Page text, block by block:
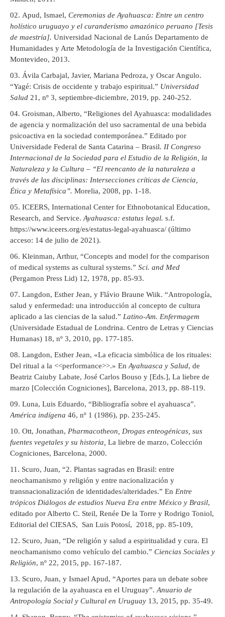
Apud, Ismael, Ceremonias de Ayahuasca: Entre un centro
holístico uruguayo y el curanderismo amazónico peruano [Tesis
de maestría]. Universidad Nacional de Lanús Departamento de
Humanidades y Arte Metodología de la Investigación Científica,
Montevideo, 2013.
Ávila Carbajal, Javier, Mariana Pedroza, y Oscar Angulo.
“Yagé: Crisis de occidente y trabajo espiritual.” Universidad
Salud 21, nº 3, septiembre-diciembre, 2019, pp. 240-252.
Groisman, Alberto, “Religiones del Ayahuasca: modalidades
de agencia y normalización del uso sacramental de una bebida
psicoactiva en la sociedad contemporánea.” Editado por
Universidade Federal de Santa Catarina – Brasil. II Congreso
Internacional de la Sociedad para el Estudio de la Religión, la
Naturaleza y la Cultura – “El reencanto de la naturaleza a
través de las disciplinas: Intersecciones críticas de Ciencia,
Ética y Metafísica”. Morelia, 2008, pp. 1-18.
ICEERS, International Center for Ethnobotanical Education,
Research, and Service. Ayahuasca: estatus legal. s.f.
https://www.iceers.org/es/estatus-legal-ayahuasca/ (último
acceso: 14 de julio de 2021).
Kleinman, Arthur, “Concepts and model for the comparison
of medical systems as cultural systems.” Sci. and Med
(Pergamon Press Lid) 12, 1978, pp. 85-93.
Langdon, Esther Jean, y Flávio Braune Wiik. “Antropología,
salud y enfermedad: una introducción al concepto de cultura
aplicado a las ciencias de la salud.” Latino-Am. Enfermagem
(Universidade Estadual de Londrina. Centro de Letras y Ciencias
Humanas) 18, nº 3, 2010, pp. 177-185.
Langdon, Esther Jean, «La eficacia simbólica de los rituales:
Del ritual a la <<performance>>.» En Ayahuasca y Salud, de
Beatriz Caiuby Labate, José Carlos Bouso y [Eds.], La liebre de
marzo [Colección Cogniciones], Barcelona, 2013, pp. 88-119.
Luna, Luis Eduardo, “Bibliografía sobre el ayahuasca”.
América indígena 46, nº 1 (1986), pp. 235-245.
Ott, Jonathan, Pharmacotheon, Drogas enteogénicas, sus
fuentes vegetales y su historia, La liebre de marzo, Colección
Cogniciones, Barcelona, 2000.
Scuro, Juan, “2. Plantas sagradas en Brasil: entre
neochamanismo y religión y entre nacionalización y
transnacionalización de identidades/alteridades.” En Entre
trópicos Diálogos de estudios Nueva Era entre México y Brasil,
editado por Alberto C. Steil, Renée De la Torre y Rodrigo Toniol,
Editorial del CIESAS, San Luis Potosí, 2018, pp. 85-109,
Scuro, Juan, “De religión y salud a espiritualidad y cura. El
neochamanismo como vehículo del cambio.” Ciencias Sociales y
Religión, nº 22, 2015, pp. 167-187.
Scuro, Juan, y Ismael Apud, “Aportes para un debate sobre
la regulación de la ayahuasca en el Uruguay”. Anuario de
Antropología Social y Cultural en Uruguay 13, 2015, pp. 35-49.